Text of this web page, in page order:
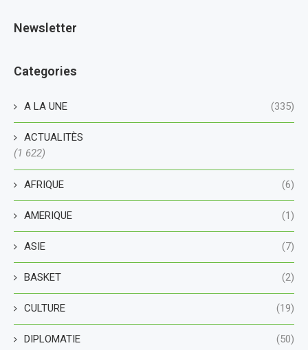
Newsletter
Categories
A LA UNE (335)
ACTUALITÈS
(1 622)
AFRIQUE (6)
AMERIQUE (1)
ASIE (7)
BASKET (2)
CULTURE (19)
DIPLOMATIE (50)